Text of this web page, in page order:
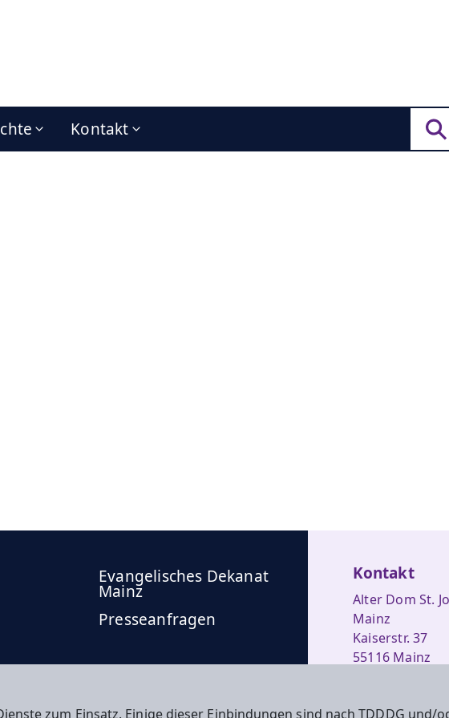
zum Einsatz. Einige dieser Einbindungen sind nach TDDDG und/
Kontakt
Evangelisches Dekanat
Mainz
Presseanfragen
Kontakt
Alter Dom St.
Mainz
Kaiserstr. 37
55116 Mainz